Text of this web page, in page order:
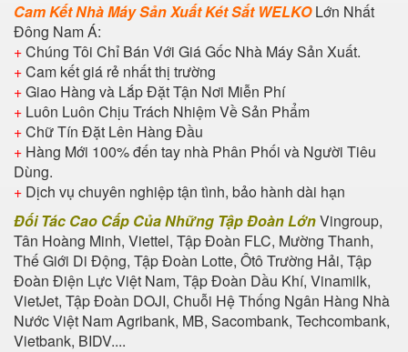
Cam Kết Nhà Máy Sản Xuất Két Sắt WELKOLớn Nhất
Đông Nam Á:
+Chúng Tôi Chỉ Bán Với Giá Gốc Nhà Máy Sản Xuất.
+Cam kết giá rẻ nhất thị trường
+Giao Hàng và Lắp Đặt Tận Nơi Miễn Phí
+ Luôn Luôn Chịu Trách Nhiệm Về Sản Phẩm
+Chữ Tín Đặt Lên Hàng Đầu
+ Hàng Mới 100% đến tay nhà Phân Phối và Người Tiêu
Dùng.
+ Dịch vụ chuyên nghiệp tận tình, bảo hành dài hạn
Đối Tác Cao Cấp Của Những Tập Đoàn LớnVingroup,
Tân Hoàng Minh, Viettel, Tập Đoàn FLC, Mường Thanh,
Thế Giới Di Động, Tập Đoàn Lotte, Ôtô Trường Hải, Tập
Đoàn Điện Lực Việt Nam, Tập Đoàn Dầu Khí, Vinamilk,
VietJet, Tập Đoàn DOJI, Chuỗi Hệ Thống Ngân Hàng Nhà
Nước Việt Nam Agribank, MB, Sacombank, Techcombank,
Vietbank, BIDV....